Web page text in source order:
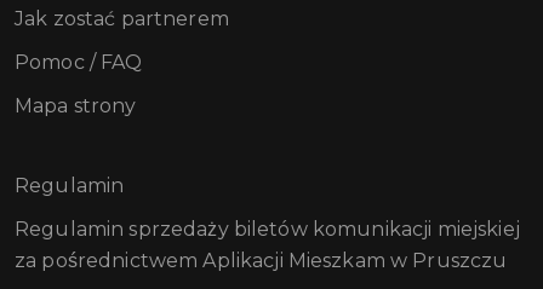
Jak zostać partnerem
Pomoc / FAQ
Mapa strony
Regulamin
Regulamin sprzedaży biletów komunikacji miejskiej
za pośrednictwem Aplikacji Mieszkam w Pruszczu